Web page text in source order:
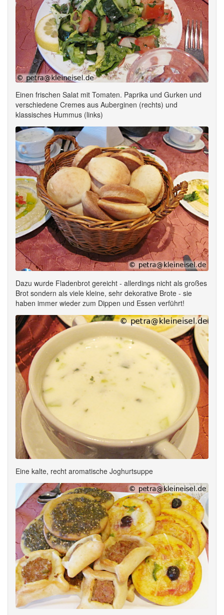
Einen frischen Salat mit Tomaten. Paprika und Gurken und
verschiedene Cremes aus Auberginen (rechts) und
klassisches Hummus (links)
Dazu wurde Fladenbrot gereicht - allerdings nicht als großes
Brot sondern als viele kleine, sehr dekorative Brote - sie
haben immer wieder zum Dippen und Essen verführt!
Eine kalte, recht aromatische Joghurtsuppe